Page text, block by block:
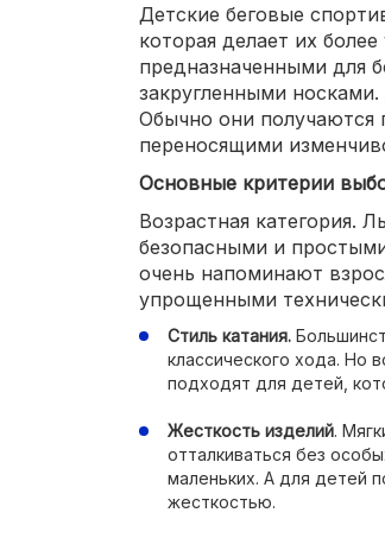
Детские беговые
которая делает их
предназначенными для
закругленными
Обычно они
переносящими
Основные критерии
Возрастная категория.
безопасными и
очень напоминают
упрощенными
Стиль катания.
классического хода. Но
подходят для детей,
Жесткость изделий.
отталкиваться без
маленьких. А для детей
жесткостью.